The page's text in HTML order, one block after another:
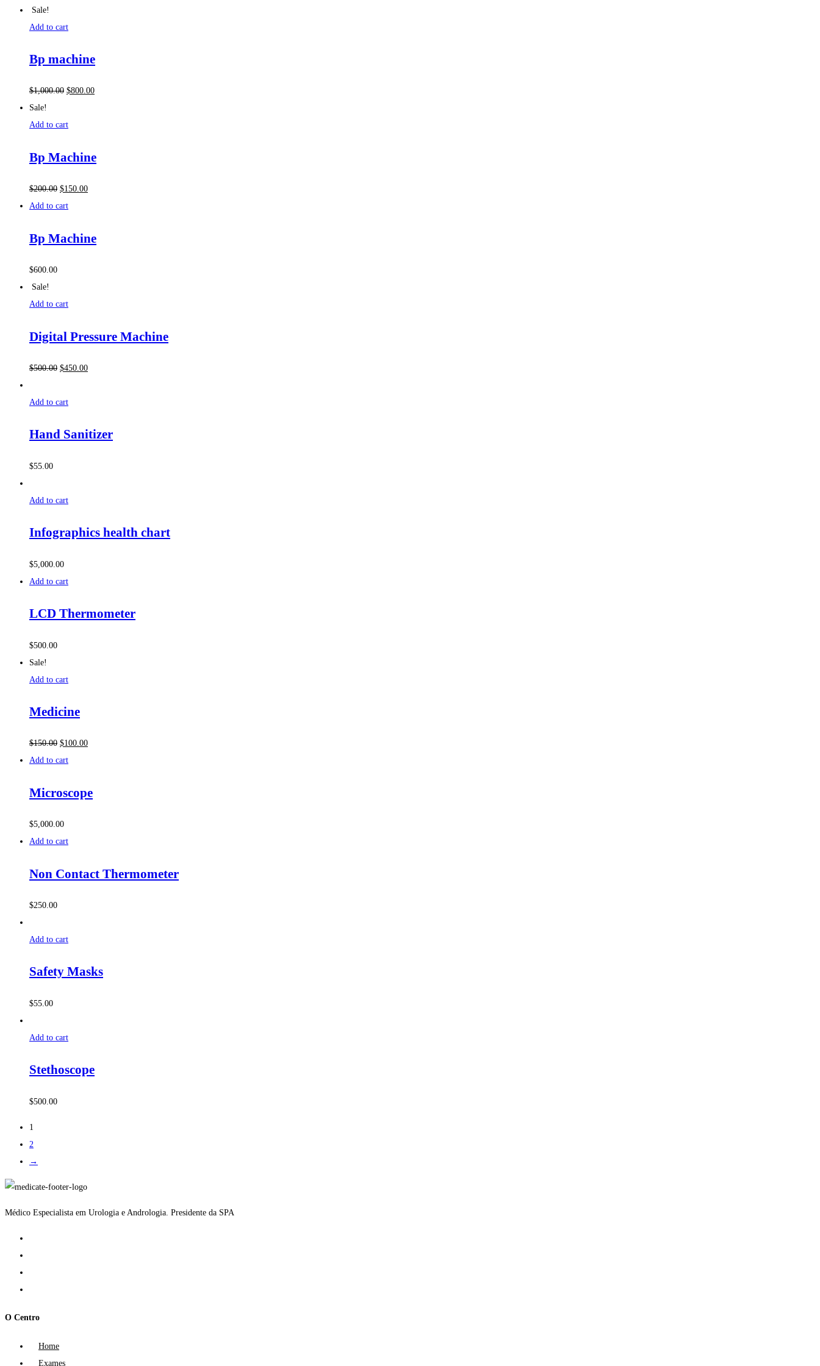
Sale!
Add to cart
Bp machine
$1,000.00 $800.00
Sale!
Add to cart
Bp Machine
$200.00 $150.00
Add to cart
Bp Machine
$600.00
Sale!
Add to cart
Digital Pressure Machine
$500.00 $450.00
Add to cart
Hand Sanitizer
$55.00
Add to cart
Infographics health chart
$5,000.00
Add to cart
LCD Thermometer
$500.00
Sale!
Add to cart
Medicine
$150.00 $100.00
Add to cart
Microscope
$5,000.00
Add to cart
Non Contact Thermometer
$250.00
Add to cart
Safety Masks
$55.00
Add to cart
Stethoscope
$500.00
1
2
→
Médico Especialista em Urologia e Andrologia. Presidente da SPA
O Centro
Home
Exames